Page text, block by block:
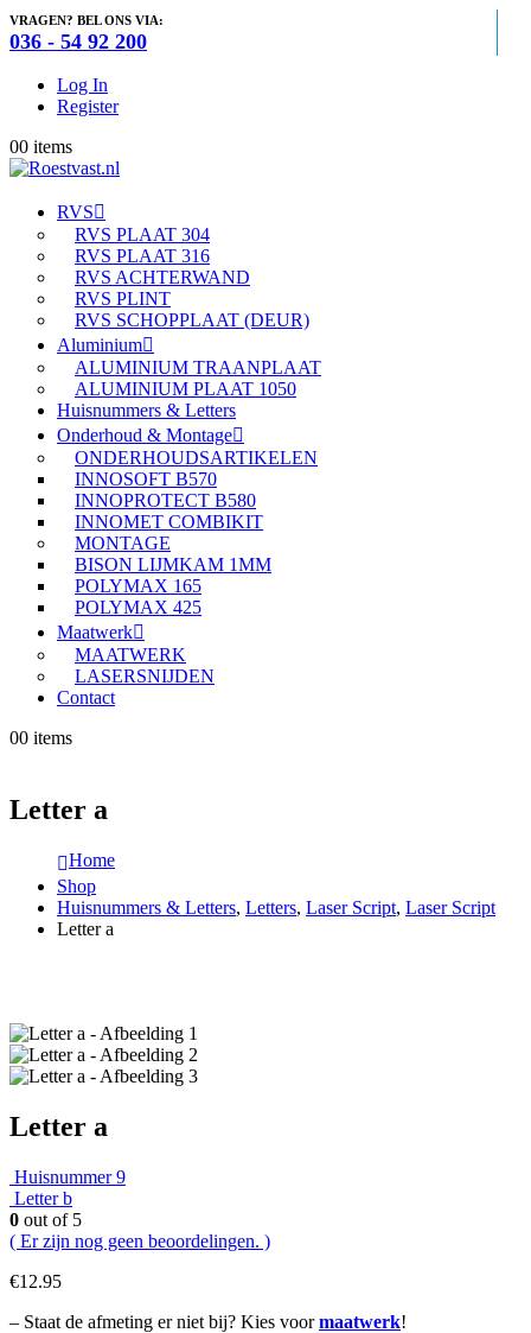
VRAGEN? BEL ONS VIA:
036 - 54 92 200
Log In
Register
00 items
RVS
RVS PLAAT 304
RVS PLAAT 316
RVS ACHTERWAND
RVS PLINT
RVS SCHOPPLAAT (DEUR)
Aluminium
ALUMINIUM TRAANPLAAT
ALUMINIUM PLAAT 1050
Huisnummers & Letters
Onderhoud & Montage
ONDERHOUDSARTIKELEN
INNOSOFT B570
INNOPROTECT B580
INNOMET COMBIKIT
MONTAGE
BISON LIJMKAM 1MM
POLYMAX 165
POLYMAX 425
Maatwerk
MAATWERK
LASERSNIJDEN
Contact
00 items
Letter a
Home
Shop
Huisnummers & Letters, Letters, Laser Script, Laser Script
Letter a
Letter a
Huisnummer 9
Letter b
0 out of 5
( Er zijn nog geen beoordelingen. )
€12.95
– Staat de afmeting er niet bij? Kies voormaatwerk!